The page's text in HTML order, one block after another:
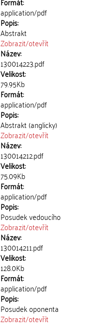
application/pdf
Popis:
Abstrakt
Zobrazit/otevřít
Název:
130014223.pdf
Velikost:
79.95Kb
Formát:
application/pdf
Popis:
Abstrakt (anglicky)
Zobrazit/otevřít
Název:
130014212.pdf
Velikost:
75.09Kb
Formát:
application/pdf
Popis:
Posudek vedoucího
Zobrazit/otevřít
Název:
130014211.pdf
Velikost:
128.0Kb
Formát:
application/pdf
Popis:
Posudek oponenta
Zobrazit/otevřít